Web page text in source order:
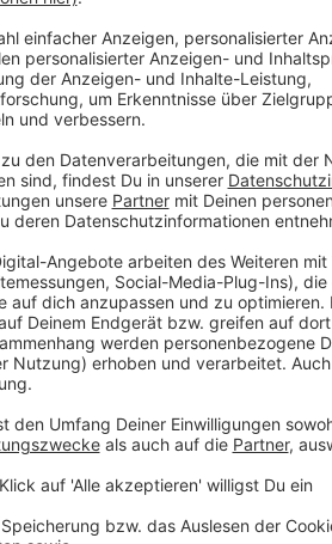
Türchen Nummer Zwölf im
nicht mehr in einem normalen
in einem brandneuenAC/DC
flüssigen Dirty Deeds, die euch all
das war jetzt doch ein Touch Too
für Hobbykeller, Garage oder